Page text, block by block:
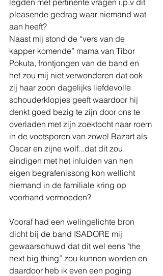
legden met pertinente vragen i.p.v dit
pleasende gedrag waar niemand wat
aan heeft?
Naast mij stond de “vers van de
kapper komende” mama van Tibor
Pokuta, frontjongen van de band en
het zou mij niet verwonderen dat ook
zij haar zoon dagelijks liefdevolle
schouderklopjes geeft waardoor hij
denkt goed bezig te zijn door ons te
overladen met zijn zoektocht naar roem
in de voetsporen van zowel Bazart als
Oscar en zijne wolf...dat dit zou
eindigen met het inluiden van hen
eigen begrafenissong kon wellicht
niemand in de familiale kring op
voorhand vermoeden?
Vooraf had een welingelichte bron
dicht bij de band ISADORE mij
gewaarschuwd dat dit wel eens "the
next big thing” zou kunnen worden en
daardoor heb ik even een poging